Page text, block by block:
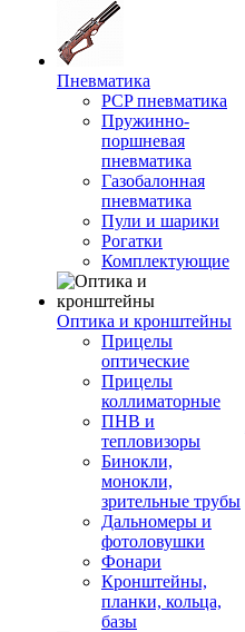
Пневматика
PCP пневматика
Пружинно-
поршневая
пневматика
Газобалонная
пневматика
Пули и шарики
Рогатки
Комплектующие
Оптика и кронштейны
Прицелы
оптические
Прицелы
коллиматорные
ПНВ и
тепловизоры
Бинокли,
монокли,
зрительные трубы
Дальномеры и
фотоловушки
Фонари
Кронштейны,
планки, кольца,
базы